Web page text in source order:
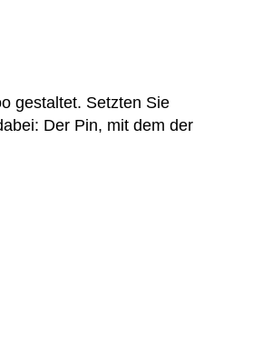
gestaltet. Setzten Sie
Der Pin, mit dem der